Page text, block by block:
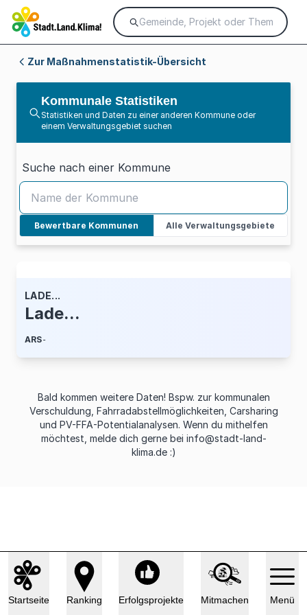
Zur Maßnahmenstatistik-Übersicht
Kommunale Statistiken
Statistiken und Daten zu einer anderen Kommune oder
einem Verwaltungsgebiet suchen
Suche nach einer Kommune
Bewertbare Kommunen Alle Verwaltungsgebiete
LADE...
Lade...
ARS-
Bald kommen weitere Daten! Bspw. zur kommunalen
Verschuldung, Fahrradabstellmöglichkeiten, Carsharing
und PV-FFA-Potentialanalysen. Wenn du mithelfen
möchtest, melde dich gerne bei info@stadt-land-
klima.de:)
Startseite Ranking Erfolgsprojekte Mitmachen Menü